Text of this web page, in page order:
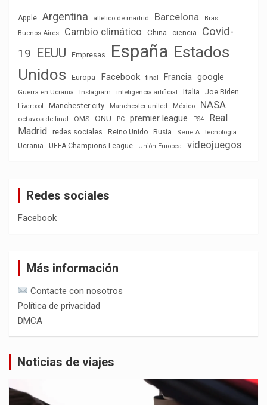
Apple Argentina atlético de madrid Barcelona
Brasil
Buenos Aires
Cambio climático China ciencia
Covid-
19 EEUU Empresas España Estados
Unidos
Europa Facebook final Francia google
Guerra en Ucrania Instagram inteligencia artificial Italia Joe Biden
Liverpool Manchester city Manchester united México NASA
octavos de final OMS ONU PC premier league PS4
Real
Madrid
redes sociales Reino Unido Rusia Serie A
tecnología
Ucrania
UEFA Champions League Unión Europea videojuegos
Redes sociales
Facebook
Más información
Contacte con nosotros
Política de privacidad
DMCA
Noticias de viajes